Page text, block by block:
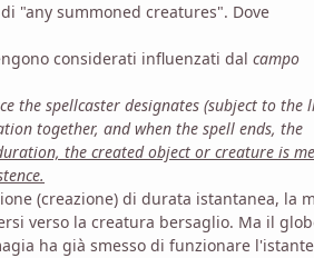
"any summoned creatures". Dove
considerati influenzati dal campo
the spellcaster designates (subject to the
together, and when the spell ends, the
the created object or creature is
(creazione) di durata istantanea, la
verso la creatura bersaglio. Ma il
ha già smesso di funzionare l'istante